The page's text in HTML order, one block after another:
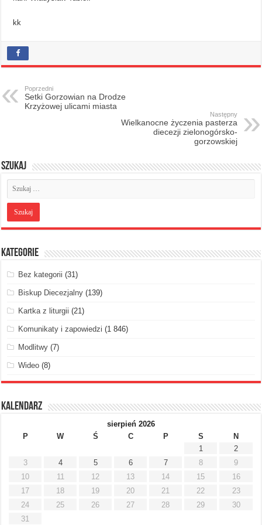
kk
Poprzedni
Setki Gorzowian na Drodze
Krzyżowej ulicami miasta
Następny
Wielkanocne życzenia pasterza
diecezji zielonogórsko-
gorzowskiej
Szukaj
Kategorie
Bez kategorii (31)
Biskup Diecezjalny (139)
Kartka z liturgii (21)
Komunikaty i zapowiedzi (1 846)
Modlitwy (7)
Wideo (8)
Kalendarz
sierpień 2026
P
W Ś C P S
N
1
2
3
4 5 6 7 8
9
10
11 12 13 14 15
16
17
18 19 20 21 22
23
24
25 26 27 28 29
30
31